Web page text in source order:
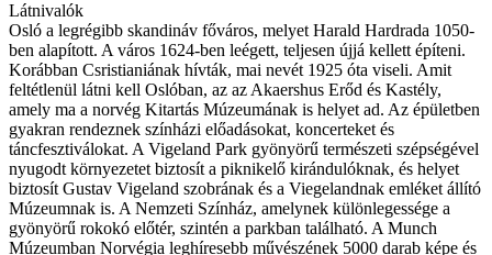
Látnivalók
Osló a legrégibb skandináv főváros, melyet Harald Hardrada 1050-
ben alapított. A város 1624-ben leégett, teljesen újjá kellett építeni.
Korábban Csristianiának hívták, mai nevét 1925 óta viseli. Amit
feltétlenül látni kell Oslóban, az az Akaershus Erőd és Kastély,
amely ma a norvég Kitartás Múzeumának is helyet ad. Az épületben
gyakran rendeznek színházi előadásokat, koncerteket és
táncfesztiválokat. A Vigeland Park gyönyörű természeti szépségével
nyugodt környezetet biztosít a piknikelő kirándulóknak, és helyet
biztosít Gustav Vigeland szobrának és a Viegelandnak emléket állító
Múzeumnak is. A Nemzeti Színház, amelynek különlegessége a
gyönyörű rokokó előtér, szintén a parkban található. A Munch
Múzeumban Norvégia leghíresebb művészének 5000 darab képe és